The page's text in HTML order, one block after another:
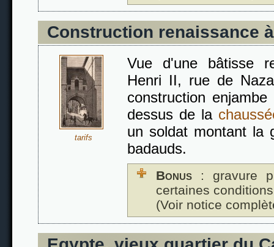
Construction renaissance
tarifs
Vue d'une bâtisse
Henri II, rue de
construction
dessus de la
un soldat montant la
badauds.
Bonus : gravure
certaines
(Voir notice